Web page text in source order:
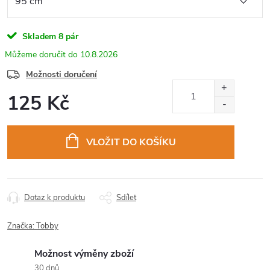
Skladem 8 pár
10.8.2026
Možnosti doručení
125 Kč
VLOŽIT DO KOŠÍKU
Dotaz k produktu Sdílet
Značka:Tobby
Možnost výměny zboží